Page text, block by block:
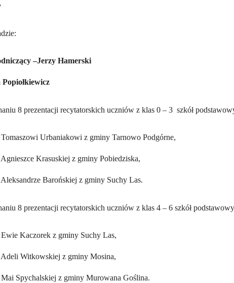
–Jerzy Hamerski
8 prezentacji recytatorskich uczniów z klas 0 – 3 szkół
Tomaszowi Urbaniakowi z gminy Tarnowo Podgórne,
Krasuskiej z gminy Pobiedziska,
Barońskiej z gminy Suchy Las.
8 prezentacji recytatorskich uczniów z klas 4 – 6 szkół
Ewie Kaczorek z gminy Suchy Las,
Adeli Witkowskiej z gminy Mosina,
Mai Spychalskiej z gminy Murowana Goślina.